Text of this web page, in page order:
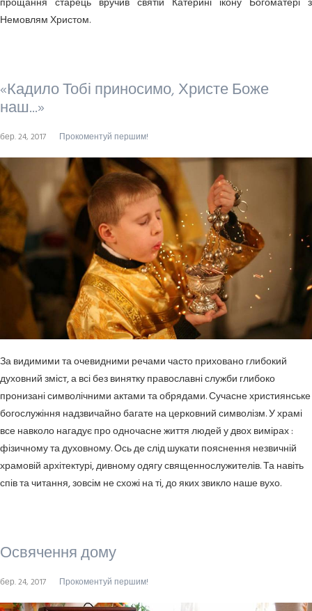
Немовлям Христом.
«Кадило Тобі приносимо, Христе Боже
наш...»
бер. 24, 2017 Прокоментуй першим!
За видимими та очевидними речами часто приховано глибокий
духовний зміст, а всі без винятку православні служби глибоко
пронизані символічними актами та обрядами. Сучасне християнське
богослужіння надзвичайно багате на церковний символізм. У храмі
все навколо нагадує про одночасне життя людей у двох вимірах :
фізичному та духовному. Ось де слід шукати пояснення незвичній
храмовій архітектурі, дивному одягу священнослужителів. Та навіть
спів та читання, зовсім не схожі на ті, до яких звикло наше вухо.
Освячення дому
бер. 24, 2017 Прокоментуй першим!